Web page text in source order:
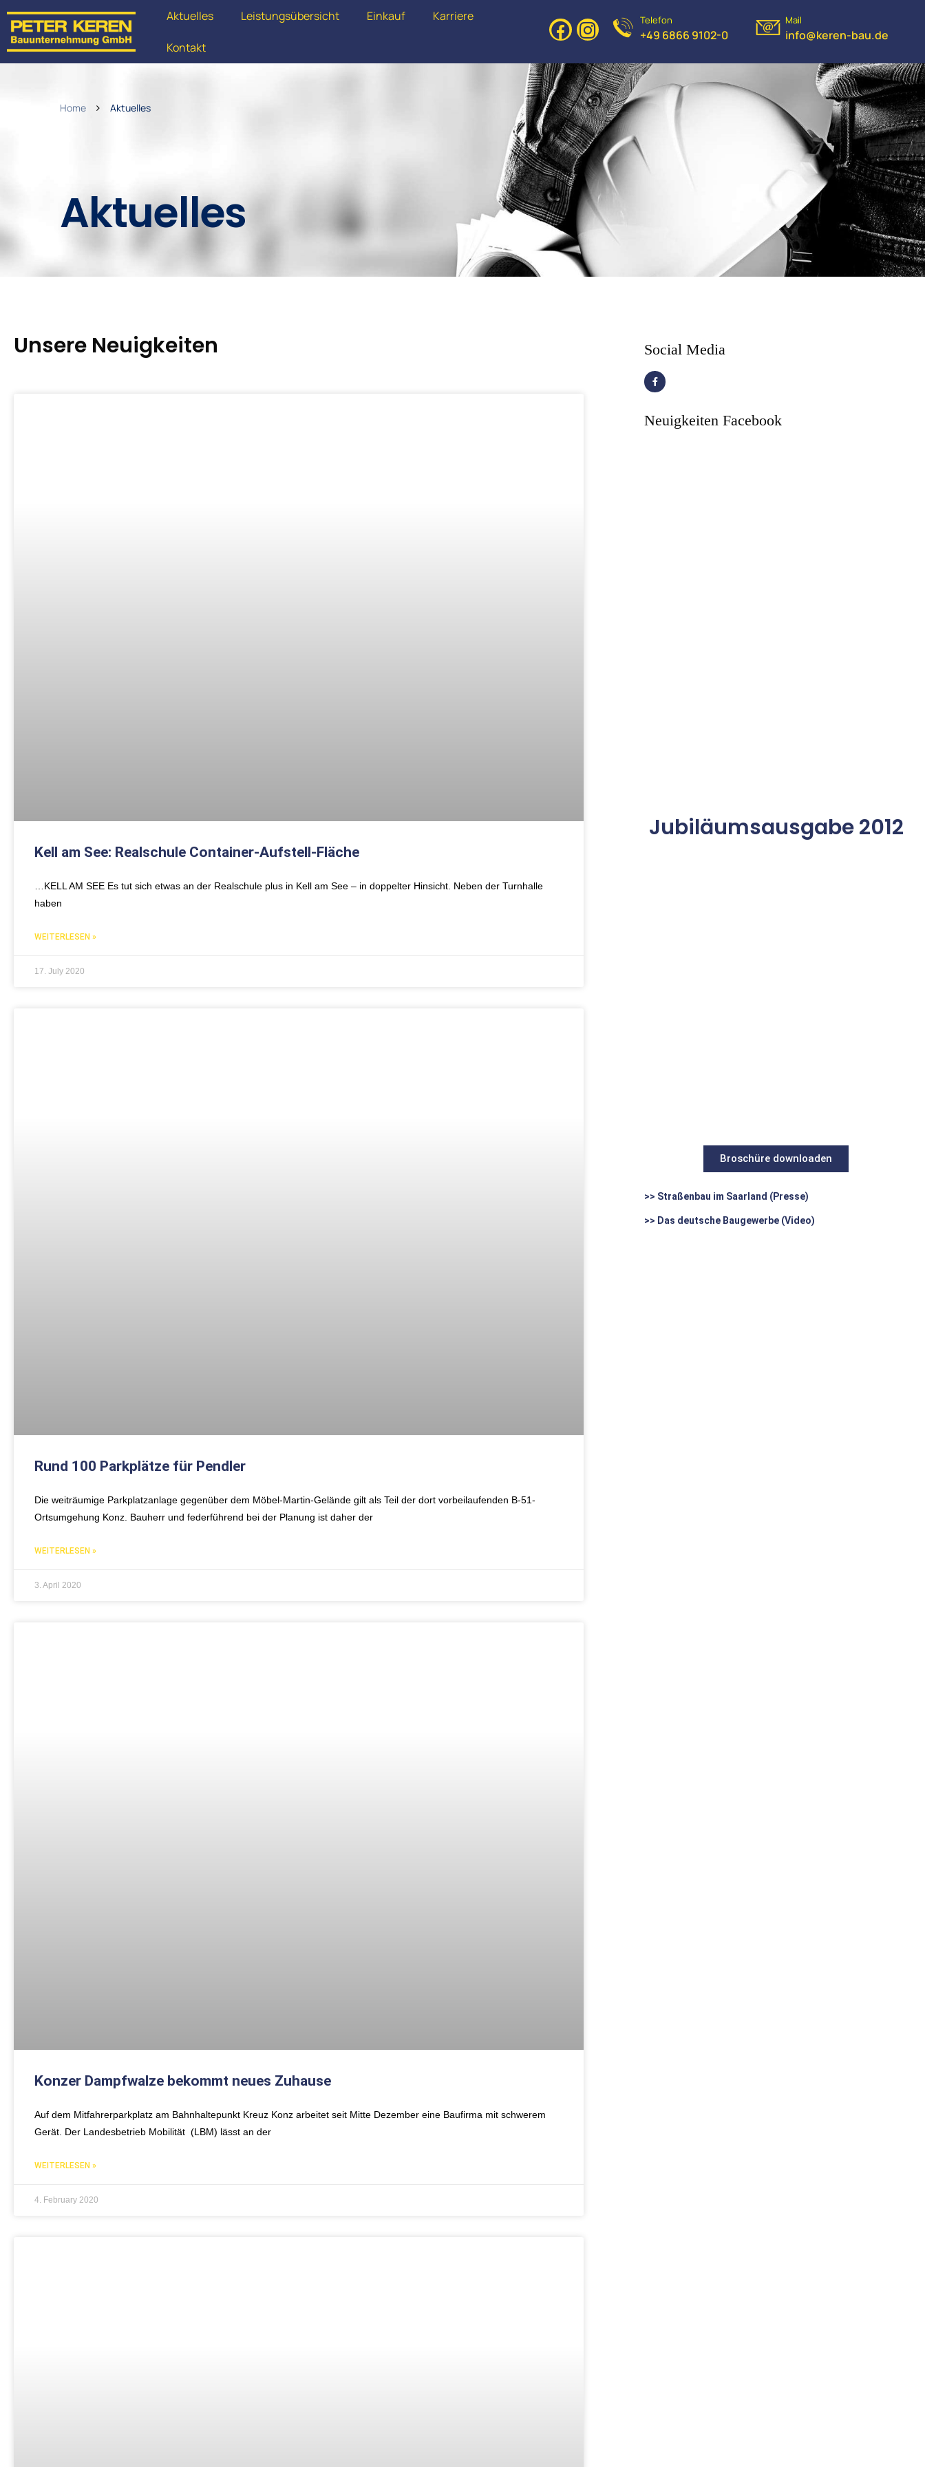
Aktuelles Leistungsübersicht Einkauf Karriere
Kontakt
Telefon
+49 6866 9102-0
Mail
info@keren-bau.de
Home Aktuelles
Aktuelles
Unsere Neuigkeiten
Kell am See: Realschule Container-Aufstell-Fläche
…KELL AM SEE Es tut sich etwas an der Realschule plus in Kell am See – in doppelter Hinsicht. Neben der Turnhalle
haben
WEITERLESEN »
17. July 2020
Rund 100 Parkplätze für Pendler
Die weiträumige Parkplatzanlage gegenüber dem Möbel-Martin-Gelände gilt als Teil der dort vorbeilaufenden B-51-
Ortsumgehung Konz. Bauherr und federführend bei der Planung ist daher der
WEITERLESEN »
3. April 2020
Konzer Dampfwalze bekommt neues Zuhause
Auf dem Mitfahrerparkplatz am Bahnhaltepunkt Kreuz Konz arbeitet seit Mitte Dezember eine Baufirma mit schwerem
Gerät. Der Landesbetrieb Mobilität (LBM) lässt an der
WEITERLESEN »
4. February 2020
Social Media
Neuigkeiten Facebook
Jubiläumsausgabe 2012
Broschüre downloaden
>> Straßenbau im Saarland (Presse)
>> Das deutsche Baugewerbe (Video)